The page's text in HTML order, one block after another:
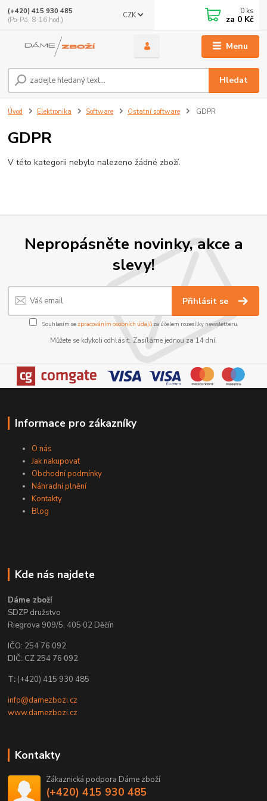
Menu
CZK
Hledat
(+420) 415 930 485
(Po-Pá, 8-16 hod.)
0 ks
za 0 Kč
Úvod Elektronika Software Ostatní software GDPR
GDPR
V této kategorii nebylo nalezeno žádné zboží.
Nepropásněte novinky, akce a
slevy!
Přihlásit se
Souhlasím se zpracováním osobních údajůza účelem rozesílky newsletteru.
Můžete se kdykoli odhlásit. Zasíláme jednou za 14 dní.
Informace pro zákazníky
O nás
Jak nakupovat
Obchodní podmínky
Náhradní plnění
Kontakty
Blog
Kde nás najdete
Dáme zboží
SDZP družstvo
Riegrova 909/5, 405 02 Děčín
IČO: 254 76 092
DIČ: CZ 254 76 092
T: (+420) 415 930 485
info@damezbozi.cz
www.damezbozi.cz
Kontakty
Zákaznická podpora Dáme zboží
(+420) 415 930 485